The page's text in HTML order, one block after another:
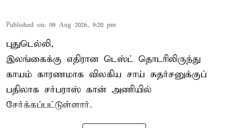
Published on: 09 Aug 2026, 9:20 pm
புதுடெல்லி,
இலங்கைக்கு எதிரான டெஸ்ட் தொடரிலிருந்து
காயம் காரணமாக விலகிய சாய் சுதர்சனுக்குப்
பதிலாக சர்பராஸ் கான் அணியில்
சேர்க்கப்பட்டுள்ளார்.